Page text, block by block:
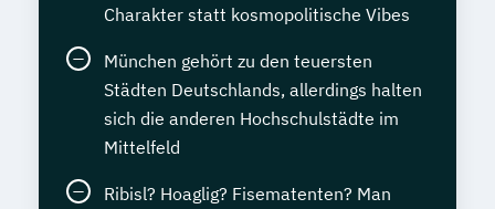
Charakter statt kosmopolitische Vibes
München gehört zu den teuersten
Städten Deutschlands, allerdings halten
sich die anderen Hochschulstädte im
Mittelfeld
Ribisl? Hoaglig? Fisematenten? Man